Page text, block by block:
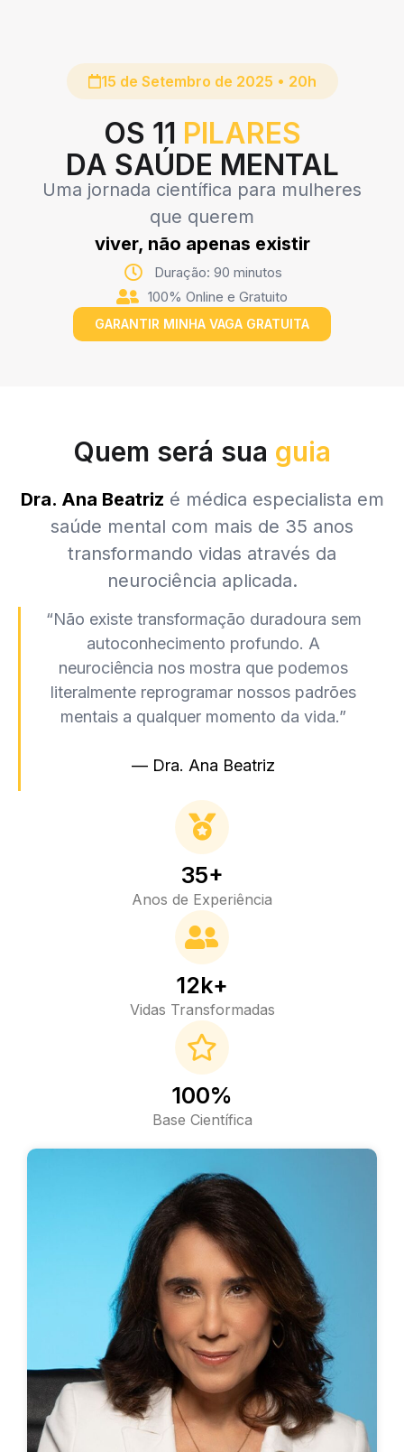
15 de Setembro de 2025 • 20h
OS 11 PILARES
DA SAÚDE MENTAL
Uma jornada científica para mulheres
que querem
viver, não apenas existir
Duração: 90 minutos
100% Online e Gratuito
GARANTIR MINHA VAGA GRATUITA
Quem será sua guia
Dra. Ana Beatriz é médica especialista em
saúde mental com mais de 35 anos
transformando vidas através da
neurociência aplicada.
“Não existe transformação duradoura sem
autoconhecimento profundo. A
neurociência nos mostra que podemos
literalmente reprogramar nossos padrões
mentais a qualquer momento da vida.”
— Dra. Ana Beatriz
35+
Anos de Experiência
12k+
Vidas Transformadas
100%
Base Científica